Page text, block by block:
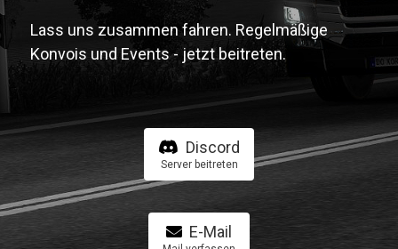
Lass uns zusammen fahren. Regelmäßige
Konvois und Events - jetzt beitreten.
Discord
Server beitreten
E-Mail